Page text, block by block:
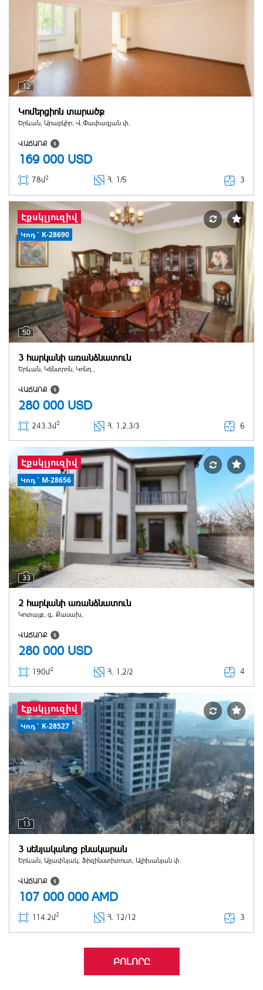
12
Կոմերցիոն տարածք
Երևան, Արաբկիր, Վ.Փափազյան փ.
ՎԱՃԱՌՔ
169 000 USD
78մ2 Հ. 1/5 3
50
Կոդ` K-28690
Էքսկլյուզիվ
3 հարկանի առանձնատուն
Երևան, Կենտրոն, Կոնդ ,
ՎԱՃԱՌՔ
280 000 USD
243.3մ2 Հ. 1,2,3/3 6
33
Կոդ` M-28656
Էքսկլյուզիվ
2 հարկանի առանձնատուն
Կոտայք, գ․ Քասախ,
ՎԱՃԱՌՔ
280 000 USD
190մ2 Հ. 1,2/2 4
13
Կոդ` K-28527
Էքսկլյուզիվ
3 սենյականոց բնակարան
Երևան, Աջափնյակ, Ֆիզինստիտուտ, Ալիխանյան փ.
ՎԱՃԱՌՔ
107 000 000 AMD
114.2մ2 Հ. 12/12 3
ԲՈԼՈՐԸ